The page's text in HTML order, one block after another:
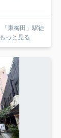
もっと見る